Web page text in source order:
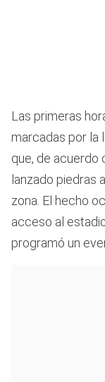
Las primeras
marcadas por la
que, de acuerdo
lanzado piedras
zona. El hecho
acceso al
programó un